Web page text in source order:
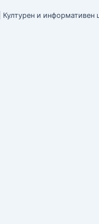
и информативен